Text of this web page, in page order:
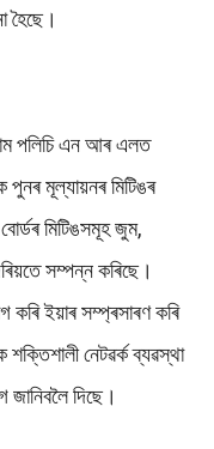
হৈছে।
পলিচি এন আৰ এলত
পুনৰ মূল্যায়নৰ মিটিঙৰ
মিটিঙসমূহ জুম,
সম্পন্ন কৰিছে।
কৰি ইয়াৰ সম্প্ৰসাৰণ কৰি
নেটৱৰ্ক ব্যৱস্থা
জানিবলৈ দিছে।